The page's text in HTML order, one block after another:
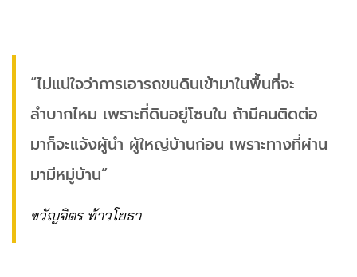
“ไม่แน่ใจว่าการเอารถขนดินเข้ามาในพื้นที่จะ
ลำบากไหม เพราะที่ดินอยู่โซนใน ถ้ามีคนติดต่อ
มาก็จะแจ้งผู้นำ ผู้ใหญ่บ้านก่อน เพราะทางที่ผ่าน
มามีหมู่บ้าน”
ขวัญจิตร ท้าวโยธา